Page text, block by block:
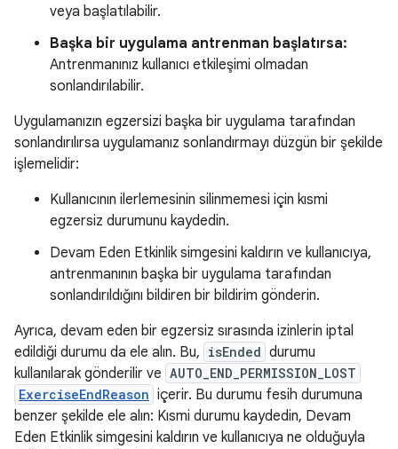
veya başlatılabilir.
Başka bir uygulama antrenman başlatırsa:
Antrenmanınız kullanıcı etkileşimi olmadan
sonlandırılabilir.
Uygulamanızın egzersizi başka bir uygulama tarafından
sonlandırılırsa uygulamanız sonlandırmayı düzgün bir şekilde
işlemelidir:
Kullanıcının ilerlemesinin silinmemesi için kısmi
egzersiz durumunu kaydedin.
Devam Eden Etkinlik simgesini kaldırın ve kullanıcıya,
antrenmanının başka bir uygulama tarafından
sonlandırıldığını bildiren bir bildirim gönderin.
Ayrıca, devam eden bir egzersiz sırasında izinlerin iptal
edildiği durumu da ele alın. Bu, isEnded durumu
kullanılarak gönderilir ve AUTO_END_PERMISSION_LOST
ExerciseEndReason içerir. Bu durumu fesih durumuna
benzer şekilde ele alın: Kısmi durumu kaydedin, Devam
Eden Etkinlik simgesini kaldırın ve kullanıcıya ne olduğuyla